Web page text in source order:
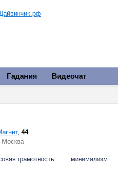
Гадания Видеочат
,44
Москва
грамотность минимализм